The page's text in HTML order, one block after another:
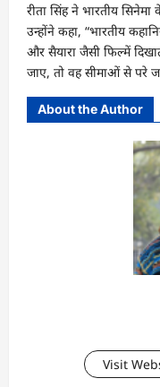
रीता सिंह ने भारतीय
उन्होंने कहा, “भारतीय
और सैयारा जैसी फिल्में
जाए, तो वह सीमाओं से परे
About the Author
Visit